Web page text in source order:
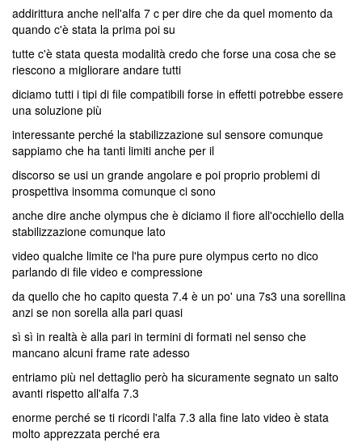
addirittura anche nell'alfa 7 c per dire che da quel momento da
quando c'è stata la prima poi su
tutte c'è stata questa modalità credo che forse una cosa che se
riescono a migliorare andare tutti
diciamo tutti i tipi di file compatibili forse in effetti potrebbe essere
una soluzione più
interessante perché la stabilizzazione sul sensore comunque
sappiamo che ha tanti limiti anche per il
discorso se usi un grande angolare e poi proprio problemi di
prospettiva insomma comunque ci sono
anche dire anche olympus che è diciamo il fiore all'occhiello della
stabilizzazione comunque lato
video qualche limite ce l'ha pure pure olympus certo no dico
parlando di file video e compressione
da quello che ho capito questa 7.4 è un po' una 7s3 una sorellina
anzi se non sorella alla pari quasi
sì sì in realtà è alla pari in termini di formati nel senso che
mancano alcuni frame rate adesso
entriamo più nel dettaglio però ha sicuramente segnato un salto
avanti rispetto all'alfa 7.3
enorme perché se ti ricordi l'alfa 7.3 alla fine lato video è stata
molto apprezzata perché era